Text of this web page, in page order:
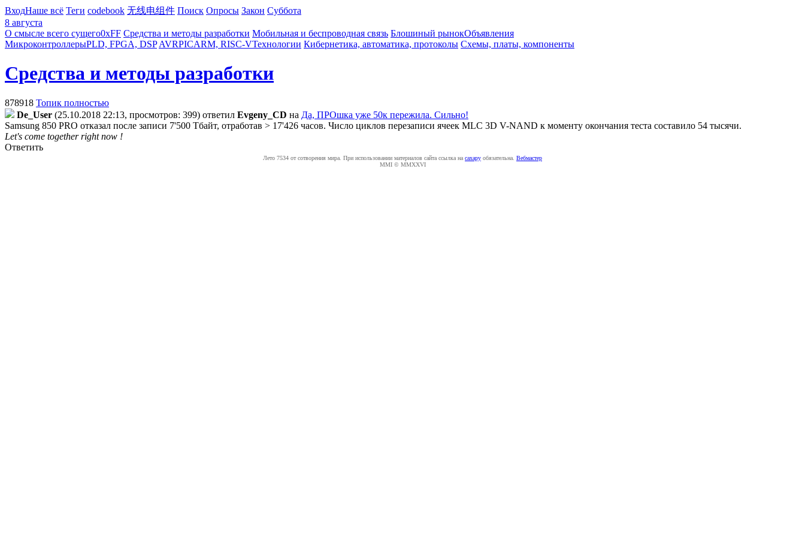
ВходНаше всё Теги codebook 无线电组件 Поиск Опросы Закон Суббота
8 августа
О смысле всего сущего0xFF Средства и методы разработки Мобильная и беспроводная связь Блошиный рынокОбъявления
МикроконтроллерыPLD, FPGA, DSP AVRPICARM, RISC-VТехнологии Кибернетика, автоматика, протоколы Схемы, платы, компоненты
Средства и методы разработки
878918 Топик полностью
De_User (25.10.2018 22:13, просмотров: 399) ответил Evgeny_CD на Да, ПРОшка уже 50к пережила. Сильно!
Samsung 850 PRO отказал после записи 7'500 Тбайт, отработав > 17'426 часов. Число циклов перезаписи ячеек MLC 3D V-NAND к моменту окончания теста составило 54 тысячи.
Let's come together right now !
Ответить
Лето 7534 от сотворения мира. При использовании материалов сайта ссылка на caxapу обязательна. Вебмастер
MMI © MMXXVI